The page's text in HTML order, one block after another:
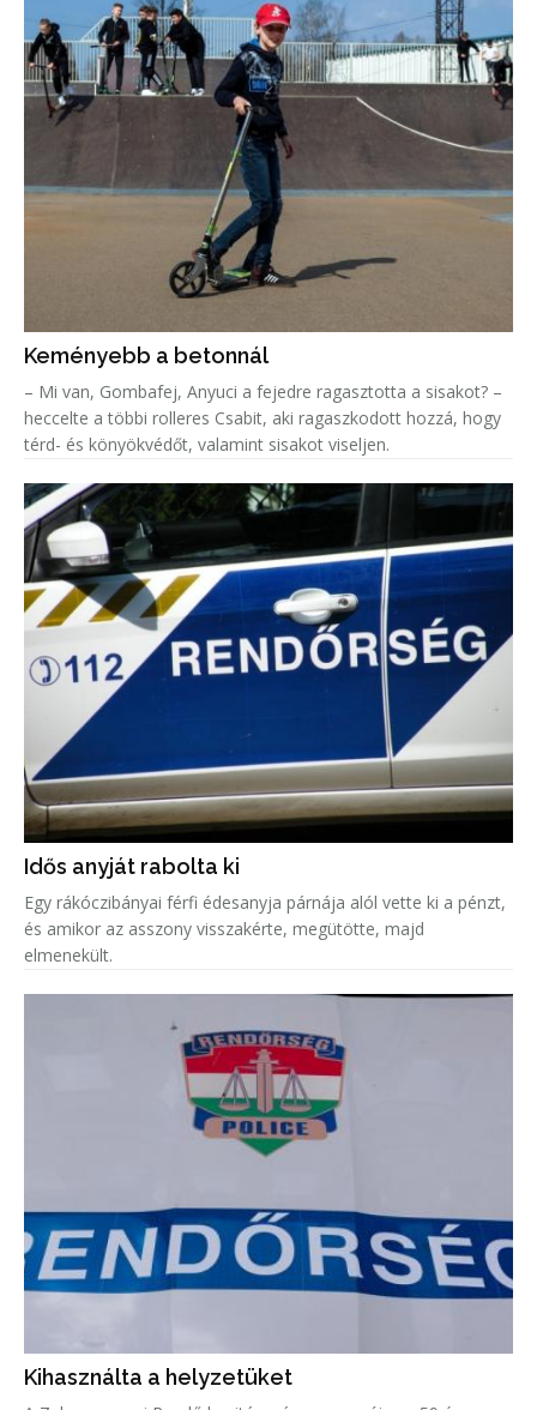
Keményebb a betonnál
– Mi van, Gombafej, Anyuci a fejedre ragasztotta a sisakot? –
heccelte a többi rolleres Csabit, aki ragaszkodott hozzá, hogy
térd- és könyökvédőt, valamint sisakot viseljen.
Idős anyját rabolta ki
Egy rákóczibányai férfi édesanyja párnája alól vette ki a pénzt,
és amikor az asszony visszakérte, megütötte, majd
elmenekült.
Kihasználta a helyzetüket